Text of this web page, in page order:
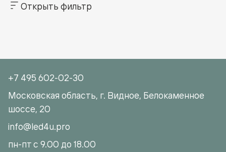
Открыть фильтр
+7 495 602-02-30
Московская область, г. Видное, Белокаменное
шоссе, 20
info@led4u.pro
пн-пт с 9.00 до 18.00